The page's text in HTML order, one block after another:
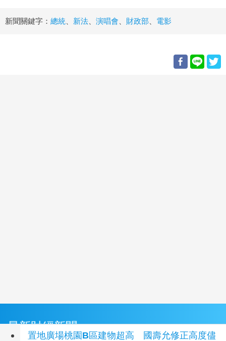
新聞關鍵字： 總統 新法 演唱會 財政部 電影
最新財經新聞
置地廣場桃園B區建物超高 國壽允修正高度儘